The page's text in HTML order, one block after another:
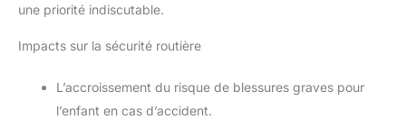
une priorité indiscutable.
Impacts sur la sécurité routière
L’accroissement du risque de blessures graves pour
l’enfant en cas d’accident.